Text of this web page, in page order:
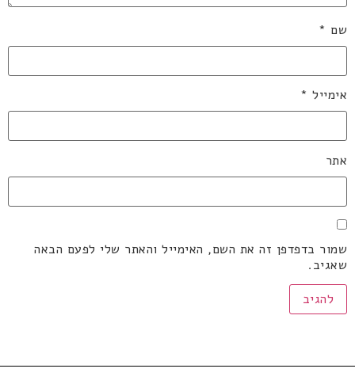
שם *
אימייל *
אתר
שמור בדפדפן זה את השם, האימייל והאתר שלי לפעם הבאה
שאגיב.